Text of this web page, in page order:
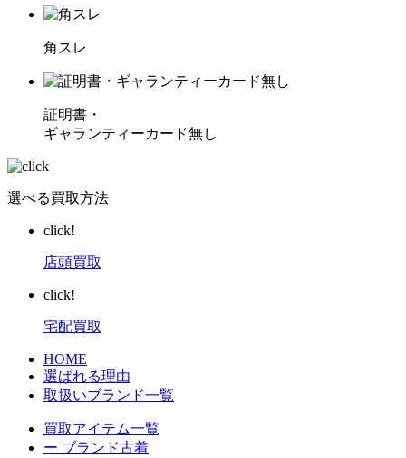
角スレ
証明書・
ギャランティーカード無し
選べる買取方法
click!
店頭買取
click!
宅配買取
HOME
選ばれる理由
取扱いブランド一覧
買取アイテム一覧
ー ブランド古着